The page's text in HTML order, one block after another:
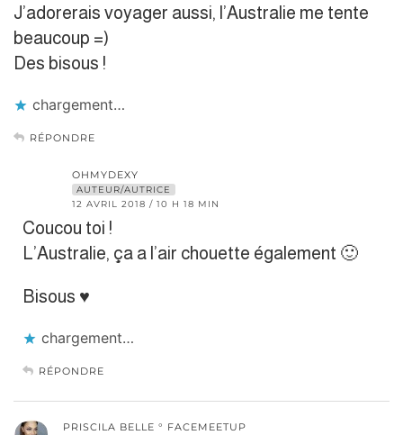
J’adorerais voyager aussi, l’Australie me tente
beaucoup =)
Des bisous !
chargement…
RÉPONDRE
OHMYDEXY
AUTEUR/AUTRICE
12 AVRIL 2018 / 10 H 18 MIN
Coucou toi !
L’Australie, ça a l’air chouette également 🙂
Bisous ♥
chargement…
RÉPONDRE
PRISCILA BELLE ° FACEMEETUP